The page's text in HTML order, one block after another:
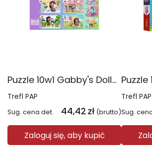
Puzzle 10w1 Gabby's Dollhouse Gabby i jej świat 96014
Trefl PAP
Sug. cena det. 44,42 zł (brutto)
Zaloguj się, aby kupić
Trefl PAP
Sug.